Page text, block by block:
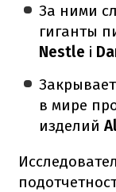
За ними
гиганты
Nestle і
в мире
изделий